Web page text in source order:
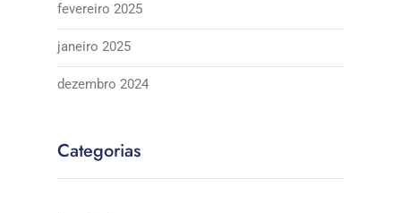
fevereiro 2025
janeiro 2025
dezembro 2024
Categorias